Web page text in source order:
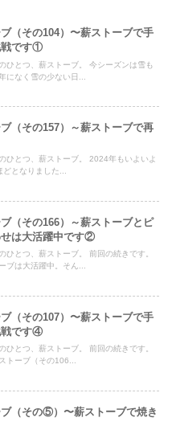
（その104）〜薪ストーブで手
戦です①
ひとつ、薪ストーブ。 今シーズンは雪も
になく雪の少ない日...
（その157）～薪ストーブで再
ひとつ、薪ストーブ。 2024年もいよいよ
どとなりました...
（その166）～薪ストーブとピ
は大活躍中です②
ひとつ、薪ストーブ。 前回の続きです。
ブは大活躍中。そん...
（その107）〜薪ストーブで手
戦です④
ひとつ、薪ストーブ。 前回の続きです。
トーブ（その106...
（その⑤）〜薪ストーブで焼き